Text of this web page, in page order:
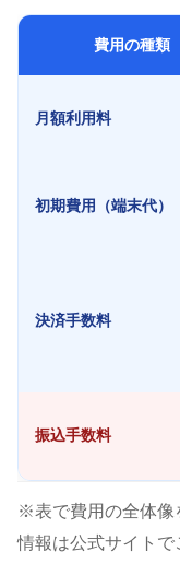
費用の種類
月額利用料
初期費用（端末代）
決済手数料
振込手数料
※表で費用の全体像
情報は公式サイトで